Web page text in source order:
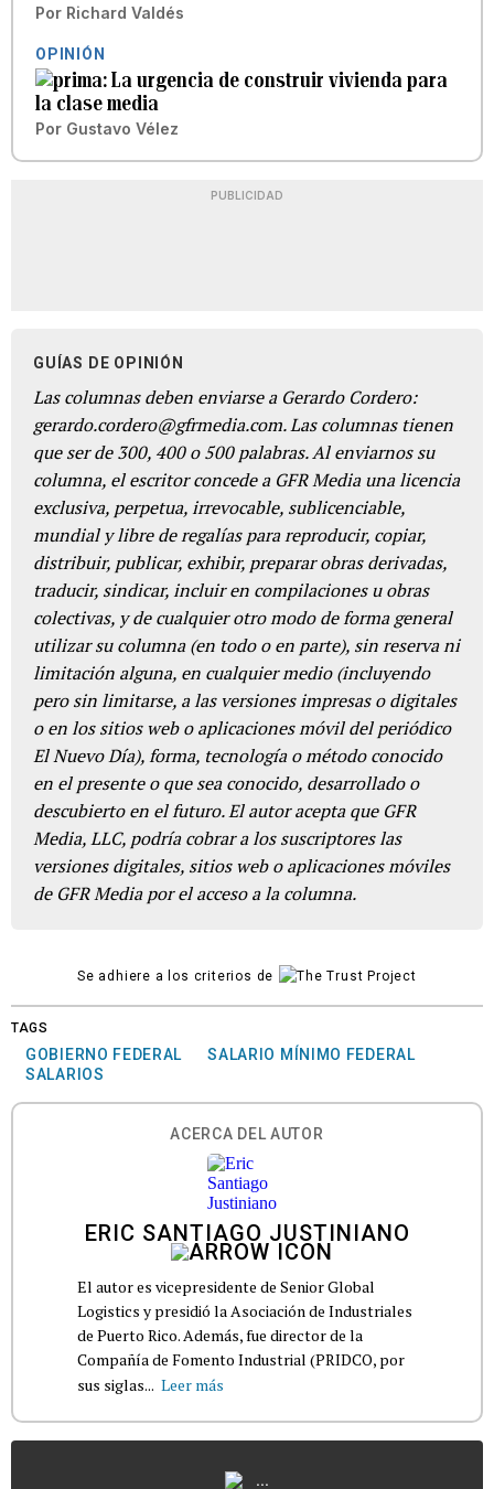
Por Richard Valdés
OPINIÓN
La urgencia de construir vivienda para
la clase media
Por Gustavo Vélez
PUBLICIDAD
GUÍAS DE OPINIÓN
Las columnas deben enviarse a Gerardo Cordero:
gerardo.cordero@gfrmedia.com. Las columnas tienen
que ser de 300, 400 o 500 palabras. Al enviarnos su
columna, el escritor concede a GFR Media una licencia
exclusiva, perpetua, irrevocable, sublicenciable,
mundial y libre de regalías para reproducir, copiar,
distribuir, publicar, exhibir, preparar obras derivadas,
traducir, sindicar, incluir en compilaciones u obras
colectivas, y de cualquier otro modo de forma general
utilizar su columna (en todo o en parte), sin reserva ni
limitación alguna, en cualquier medio (incluyendo
pero sin limitarse, a las versiones impresas o digitales
o en los sitios web o aplicaciones móvil del periódico
El Nuevo Día), forma, tecnología o método conocido
en el presente o que sea conocido, desarrollado o
descubierto en el futuro. El autor acepta que GFR
Media, LLC, podría cobrar a los suscriptores las
versiones digitales, sitios web o aplicaciones móviles
de GFR Media por el acceso a la columna.
Se adhiere a los criterios de
TAGS
GOBIERNO FEDERAL
SALARIO MÍNIMO FEDERAL
SALARIOS
ACERCA DEL AUTOR
ERIC SANTIAGO JUSTINIANO
El autor es vicepresidente de Senior Global
Logistics y presidió la Asociación de Industriales
de Puerto Rico. Además, fue director de la
Compañía de Fomento Industrial (PRIDCO, por
sus siglas... Leer más
...